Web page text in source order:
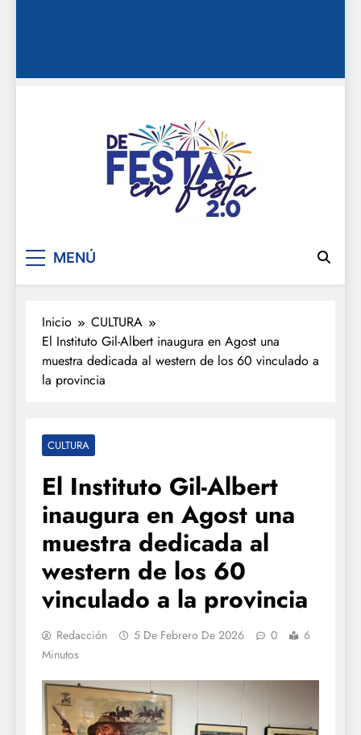
De festa en festa 2.0
MENÚ
Inicio
CULTURA
El Instituto Gil-Albert inaugura en Agost una
muestra dedicada al western de los 60 vinculado a
la provincia
CULTURA
El Instituto Gil-Albert
inaugura en Agost una
muestra dedicada al
western de los 60
vinculado a la provincia
Redacción 5 De Febrero De 2026 0
6
Minutos